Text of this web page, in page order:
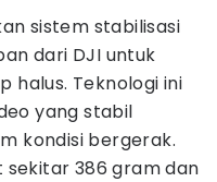
sistem stabilisasi
dari DJI untuk
halus. Teknologi ini
yang stabil
kondisi bergerak.
386 gram dan